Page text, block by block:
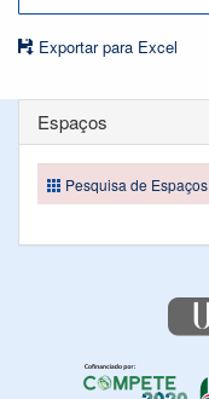
Exportar para Excel
Espaços
Pesquisa de Espaços